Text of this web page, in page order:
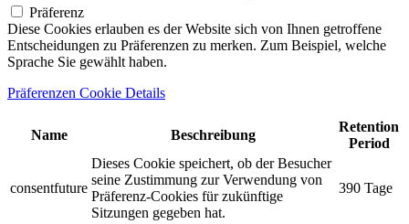
Präferenz
Diese Cookies erlauben es der Website sich von Ihnen getroffene
Entscheidungen zu Präferenzen zu merken. Zum Beispiel, welche
Sprache Sie gewählt haben.
Präferenzen Cookie Details
Name Beschreibung
Retention
Period
consentfuture
Dieses Cookie speichert, ob der Besucher
seine Zustimmung zur Verwendung von
Präferenz-Cookies für zukünftige
Sitzungen gegeben hat.
390 Tage